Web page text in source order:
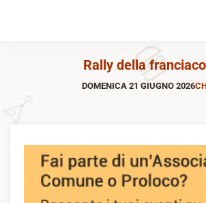
Rally della
DOMENICA 21 GIUGNO 2026